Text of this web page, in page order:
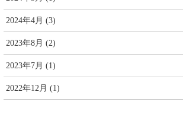
2024年4月 (3)
2023年8月 (2)
2023年7月 (1)
2022年12月 (1)